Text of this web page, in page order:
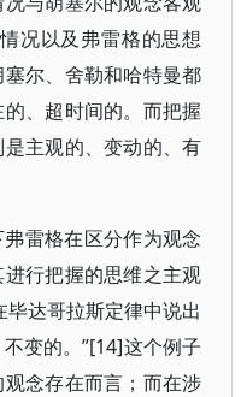
况以及弗雷格的思想
尔、舍勒和哈特曼都
、超时间的。而把握
主观的、变动的、有
雷格在区分作为观念
行把握的思维之主观
达哥拉斯定律中说出
变的。”[14]这个例子
念存在而言；而在涉